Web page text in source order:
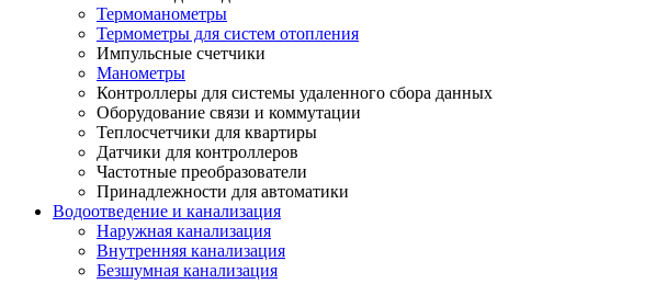
Термоманометры
Термометры для систем отопления
Импульсные счетчики
Манометры
Контроллеры для системы удаленного сбора данных
Оборудование связи и коммутации
Теплосчетчики для квартиры
Датчики для контроллеров
Частотные преобразователи
Принадлежности для автоматики
Водоотведение и канализация
Наружная канализация
Внутренняя канализация
Безшумная канализация